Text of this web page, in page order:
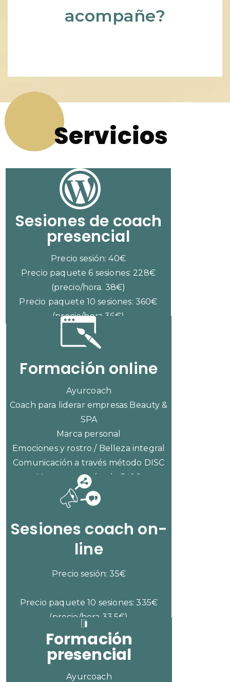
acompañe?
Servicios
Sesiones de coach
presencial
Precio sesión: 40€
Precio paquete 6 sesiones: 228€
(precio/hora. 38€)
Precio paquete 10 sesiones: 360€
(precio/hora 36€)
Formación online
Ayurcoach
Coach para liderar empresas Beauty &
SPA
Marca personal
Emociones y rostro / Belleza integral
Comunicación a través método DISC
Ventas con método DISC
CONSULTAR PRECIOS
Sesiones coach on-
line
Precio sesión: 35€
Precio paquete 10 sesiones: 335€
(precio/hora 33,5€)
Formación
presencial
Ayurcoach